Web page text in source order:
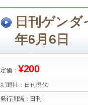
日刊ゲン
年6月6日
定価： ¥200
新聞社： 日刊現代
発行間隔： 日刊